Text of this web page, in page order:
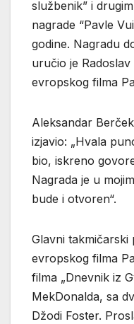
službenik” i
nagrade “Pavle
godine. Nagradu
uručio je
evropskog filma
Aleksandar
izjavio: „Hvala
bio, iskreno
Nagrada je u
bude i otvoren“.
Glavni takmičarski
evropskog filma
filma „Dnevnik iz
MekDonalda, sa
Džodi Foster.